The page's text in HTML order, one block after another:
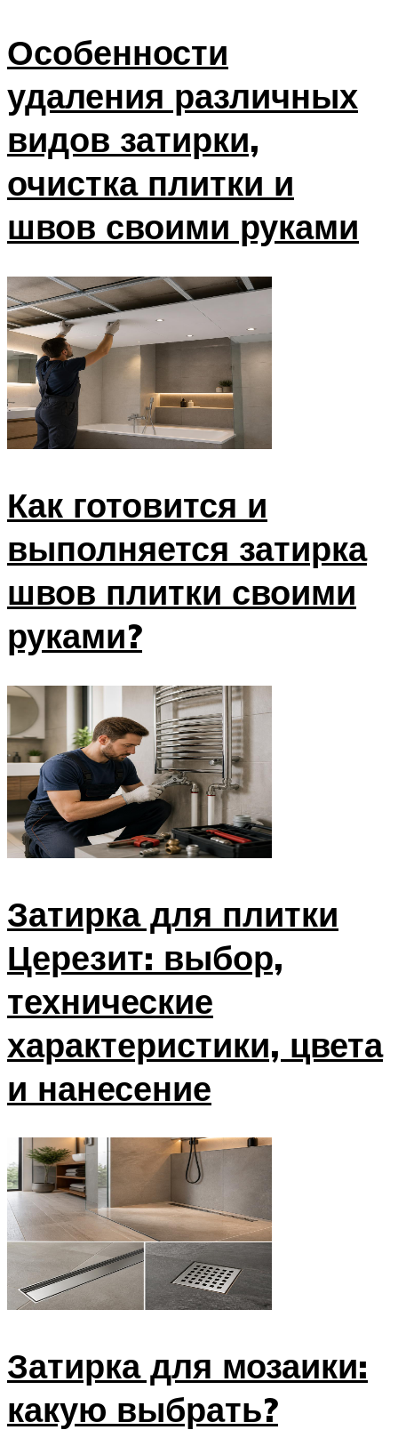
Особенности
удаления различных
видов затирки,
очистка плитки и
швов своими руками
Как готовится и
выполняется затирка
швов плитки своими
руками?
Затирка для плитки
Церезит: выбор,
технические
характеристики, цвета
и нанесение
Затирка для мозаики:
какую выбрать?